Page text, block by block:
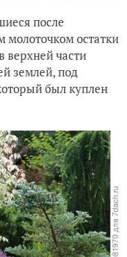
после
молоточком остатки
верхней части
землей, под
был куплен